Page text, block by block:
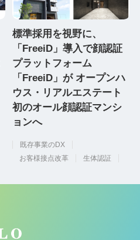
標準採用を視野に、
「FreeiD」導入で顔認証
プラットフォーム
「FreeiD」が オープンハ
ウス・リアルエステート
初のオール顔認証マンシ
ョンへ
既存事業のDX
お客様接点改革
生体認証